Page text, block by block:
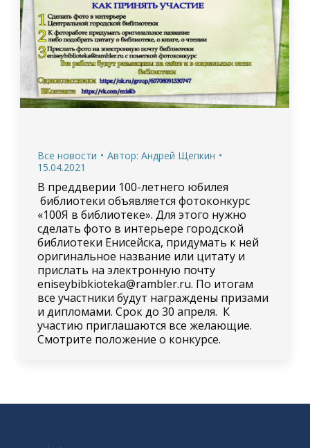
Все новости Автор: Андрей Щепкин
15.04.2021
В преддверии 100-летнего юбилея
библиотеки объявляется фотоконкурс
«100Я в библиотеке». Для этого нужно
сделать фото в интерьере городской
библиотеки Енисейска, придумать к ней
оригинальное название или цитату и
прислать на электронную почту
eniseybibkioteka@rambler.ru. По итогам
все участники будут награждены призами
и дипломами. Срок до 30 апреля. К
участию приглашаются все желающие.
Смотрите положение о конкурсе.